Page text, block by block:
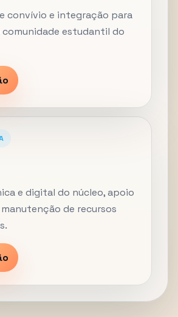
convívio e integração para
estudantil do
e digital do núcleo, apoio
de recursos